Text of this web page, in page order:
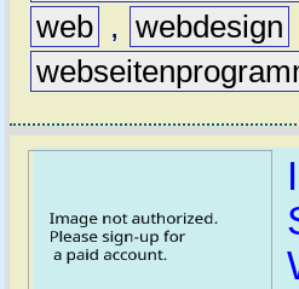
web , webdesign